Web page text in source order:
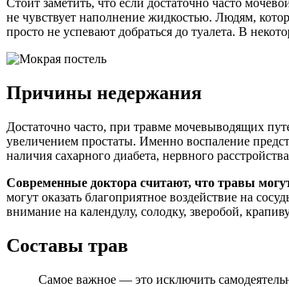
не чувствует наполнение жидкостью. Людям,
просто не успевают добраться до туалета. В
Причины недержания
Достаточно часто, при травме мочевыводящих
увеличением простаты. Именно воспаление
наличия сахарного диабета, нервного
Современные доктора считают, что травы
могут оказать благоприятное воздействие на
внимание на календулу, солодку, зверобой,
Составы трав
Самое важное — это исключить